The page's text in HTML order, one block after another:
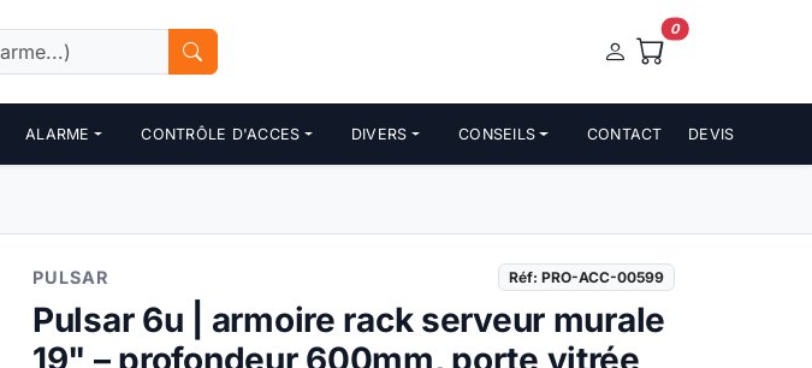
0
ALARME CONTRÔLE D'ACCES DIVERS CONSEILS CONTACT DEVIS
PULSAR Réf: PRO-ACC-00599
Pulsar 6u | armoire rack serveur murale
19" – profondeur 600mm, porte vitrée